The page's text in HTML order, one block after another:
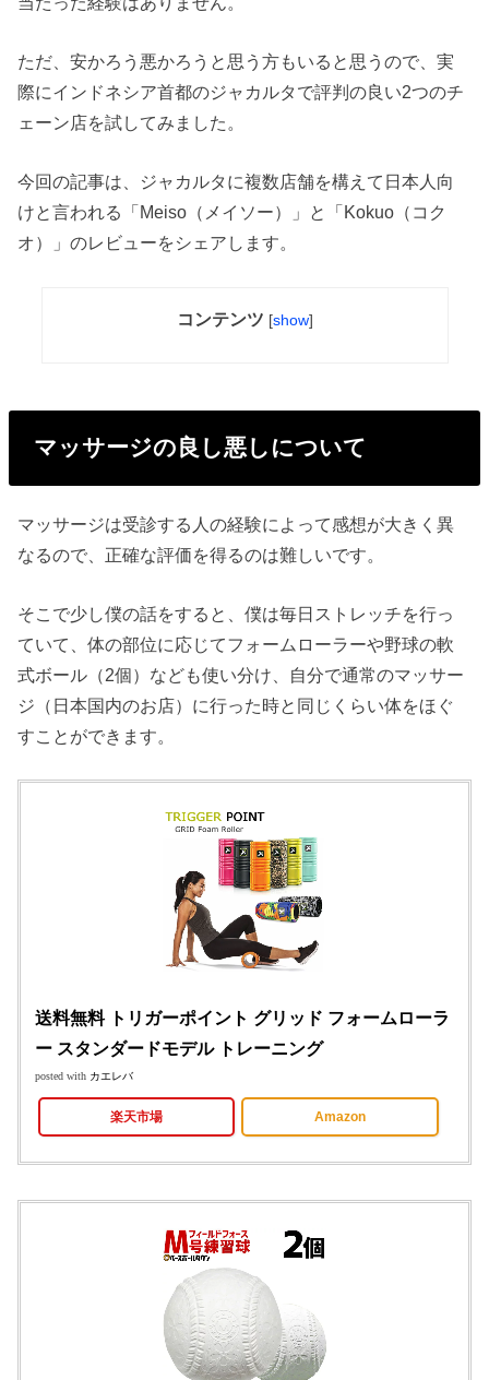
ただ、安かろう悪かろうと思う方もいると思うので、実
際にインドネシア首都のジャカルタで評判の良い2つのチ
ェーン店を試してみました。
今回の記事は、ジャカルタに複数店舗を構えて日本人向
けと言われる「Meiso（メイソー）」と「Kokuo（コク
オ）」のレビューをシェアします。
コンテンツ [show]
マッサージの良し悪しについて
マッサージは受診する人の経験によって感想が大きく異
なるので、正確な評価を得るのは難しいです。
そこで少し僕の話をすると、僕は毎日ストレッチを行っ
ていて、体の部位に応じてフォームローラーや野球の軟
式ボール（2個）なども使い分け、自分で通常のマッサー
ジ（日本国内のお店）に行った時と同じくらい体をほぐ
すことができます。
送料無料 トリガーポイント グリッド フォームローラ
ー スタンダードモデル トレーニング
posted with カエレバ
楽天市場 Amazon